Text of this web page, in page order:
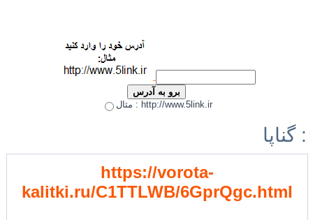
مثال : http://www.5link.ir
گناپا :
https://vorota-
kalitki.ru/C1TTLWB/6GprQgc.html